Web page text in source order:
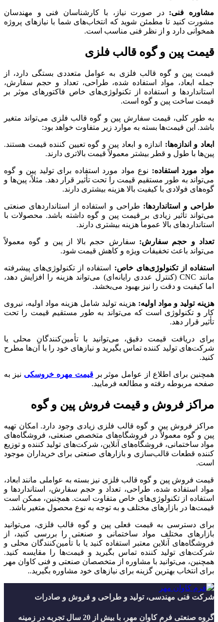
مشاوره فنی: در صورت نیاز، با کارشناسان فنی و مهندسان
مشورت کنید تا مطمئن شوید که انتخاب‌های شما با نیازهای پروژه
همخوانی دارد و از نظر فنی مناسب است.
قیمت پین و گوه قالب فلزی
قیمت پین و گوه قالب فلزی به عوامل متعددی بستگی دارد، از
جمله ابعاد، مواد استفاده شده، طراحی، تعداد و حجم سفارش،
استانداردها و استفاده از تکنولوژی‌های خاص فاکتور‌های موثر بر
قیمت ساخت پین و گوه است.
به طور کلی، قیمت سفارش پین و گوه قالب فلزی می‌تواند متغیر
باشد. این قیمت‌ها بسته به موارد زیر متفاوت خواهد بود:
ابعاد و اندازه‌ها: اندازه و ابعاد پین و گوه تعیین کننده قیمت هستند.
پین‌ها با طول و قطر بیشتر معمولاً قیمت بالاتری دارند.
مواد مورد استفاده: نوع مواد مورد استفاده برای تولید پین و گوه
می‌تواند به طور مستقیم قیمت را تحت تأثیر قرار دهد. مثلاً، پین‌ها و
گوه‌های فولادی با کیفیت بالا هزینه بیشتری دارند.
طراحی و استانداردها: طراحی و استفاده از استانداردهای صنعتی
می‌تواند تأثیر زیادی بر قیمت پین و گوه داشته باشد. محصولات با
استانداردهای بالا عموماً هزینه بیشتری دارند.
تعداد و حجم سفارش: سفارش حجم بالا از پین و گوه معمولاً
می‌تواند باعث تخفیفات ویژه و کاهش قیمت شود.
استفاده از تکنولوژی‌های خاص: استفاده از تکنولوژی‌های پیشرفته
مانند CNC (کنترل عددی رایانه‌ای) می‌تواند هزینه را افزایش دهد،
اما کیفیت و دقت را نیز بهبود می‌بخشد.
هزینه تولید و مواد اولیه: هزینه تولید شامل هزینه مواد اولیه، نیروی
کار و تکنولوژی است که می‌تواند به طور مستقیم قیمت را تحت
تأثیر قرار دهد.
برای دریافت قیمت دقیق، می‌توانید با تأمین‌کنندگان محلی یا
شرکت‌های تولید کننده تماس بگیرید و نیازهای خود را با آن‌ها مطرح
کنید.
همچنین برای اطلاع از عوامل موثر برقیمت مهره خروسکی نیز به
صفحه مربوطه رفته و مطالعه فرمایید.
مراکز فروش و قیمت فروش پین و گوه
مراکز فروش پین و گوه قالب فلزی زیادی وجود دارد. امکان تهیه
پین و گوه معمولاً در فروشگاه‌های متخصص صنعتی، فروشگاه‌های
مواد ساختمانی، فروشگاه‌های آنلاین، شرکت‌های تولید کننده و توزیع
کننده قطعات قالب‌سازی و بازارهای صنعتی برای خریداران موجود
است.
قیمت فروش پین و گوه قالب فلزی نیز بسته به عواملی مانند ابعاد،
مواد استفاده شده، طراحی، تعداد و حجم سفارش، استانداردها و
استفاده از تکنولوژی‌های خاص متفاوت است. همچنین، ممکن است
قیمت‌ها در بازارهای مختلف و به توجه به نوع محصول متغیر باشد.
برای دسترسی به قیمت فعلی پین و گوه قالب فلزی، می‌توانید
بازارهای مختلف مواد ساختمانی و صنعتی را بررسی کنید، از
فروشگاه‌های آنلاین معتبر استفاده کنید یا با تأمین‌کنندگان محلی و
شرکت‌های تولید کننده تماس بگیرید و قیمت‌ها را مقایسه کنید.
همچنین، می‌توانید با مشاوره از متخصصان صنعتی و فنی کاوان مهر
برای انتخاب بهترین گزینه برای نیازهای خود مشاوره بگیرید..
شرکت فنی مهندسی، تولید و طراحی و فروش و صادرات
گروه صنعتی فرم کاوان مهر، با بیش از 20 سال تجربه در زمینه